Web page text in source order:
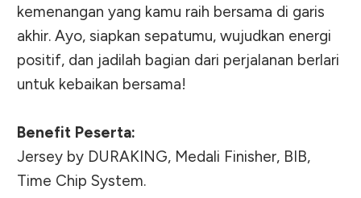
kemenangan yang kamu raih bersama di garis
akhir. Ayo, siapkan sepatumu, wujudkan energi
positif, dan jadilah bagian dari perjalanan berlari
untuk kebaikan bersama!
Benefit Peserta:
Jersey by DURAKING, Medali Finisher, BIB,
Time Chip System.